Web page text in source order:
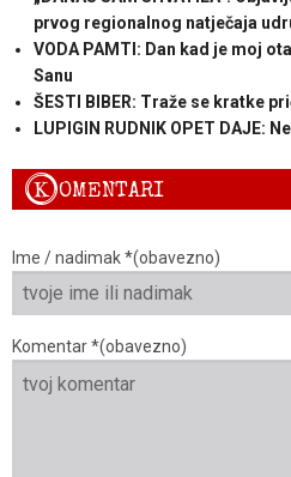
prvog regionalnog natječaja
VODA PAMTI: Dan kad je moj
Sanu
ŠESTI BIBER: Traže se kratke
LUPIGIN RUDNIK OPET DAJE:
KOMENTARI
Ime / nadimak *(obavezno)
Komentar *(obavezno)